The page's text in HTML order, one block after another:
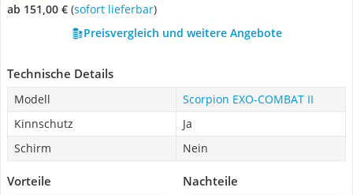
ab 151,00 € ( Sofort lieferbar)
Preisvergleich und weitere Angebote
Technische Details
Modell
Scorpion EXO-COMBAT II
Kinnschutz
Ja
Schirm
Nein
Vorteile Nachteile